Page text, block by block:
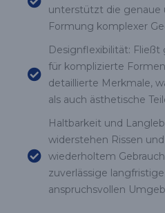
unterstützt die genaue
Formung komplexer
Designflexibilität:
für komplizierte
detaillierte Merkmale,
als auch ästhetische
Haltbarkeit und
widerstehen Rissen
wiederholtem
zuverlässige
anspruchsvollen